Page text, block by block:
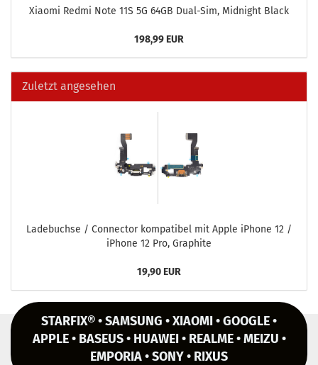
Xiao­mi Redmi Note 11S 5G 64GB Dual-​Sim, Mid­night Black
198,99 EUR
Zuletzt angesehen
La­de­buch­se / Con­nec­tor kom­pa­ti­bel mit Apple iPho­ne 12 /
iPho­ne 12 Pro, Gra­phi­te
19,90 EUR
STARFIX® • SAMSUNG • XIAOMI • GOOGLE •
APPLE • BASEUS • HUAWEI • REALME • MEIZU •
EMPORIA • SONY • RIXUS